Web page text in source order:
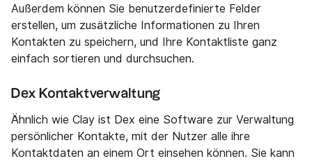
Außerdem können Sie benutzerdefinierte Felder
erstellen, um zusätzliche Informationen zu Ihren
Kontakten zu speichern, und Ihre Kontaktliste ganz
einfach sortieren und durchsuchen.
Dex Kontaktverwaltung
Ähnlich wie Clay ist Dex eine Software zur Verwaltung
persönlicher Kontakte, mit der Nutzer alle ihre
Kontaktdaten an einem Ort einsehen können. Sie kann